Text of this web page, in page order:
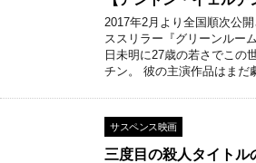
2017年2月より全国順次公
ススリラー『グリーンルー
日未明に27歳の若さでこの
チン。 彼の主演作品はまだ
サスペンス映画
三度目の殺人タイトル